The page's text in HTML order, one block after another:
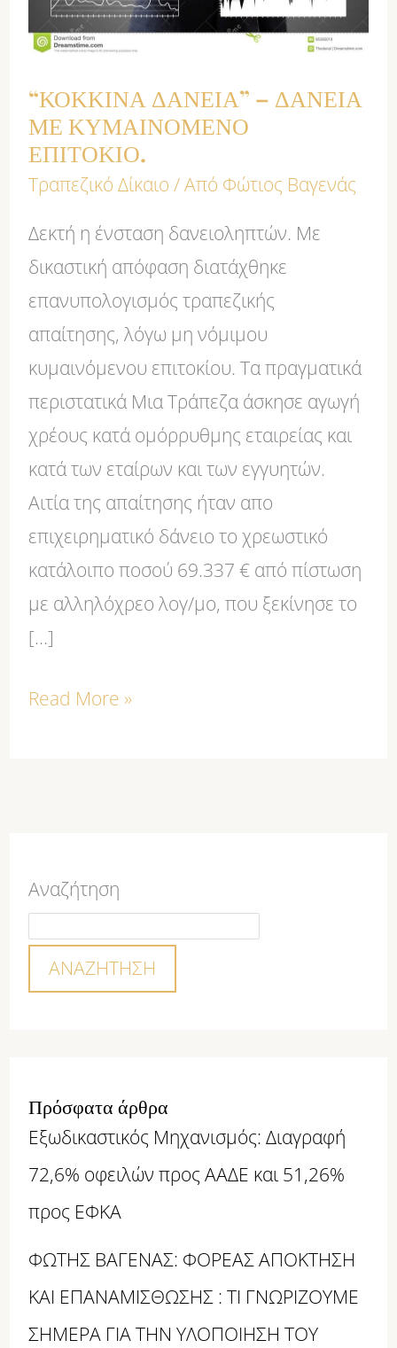
“ΚΟΚΚΙΝΑ ΔΑΝΕΙΑ” – ΔΑΝΕΙΑ
ΜΕ ΚΥΜΑΙΝΟΜΕΝΟ
ΕΠΙΤΟΚΙΟ.
Τραπεζικό Δίκαιο / Από Φώτιος Βαγενάς
Δεκτή η ένσταση δανειοληπτών. Με
δικαστική απόφαση διατάχθηκε
επανυπολογισμός τραπεζικής
απαίτησης, λόγω μη νόμιμου
κυμαινόμενου επιτοκίου. Τα πραγματικά
περιστατικά Μια Τράπεζα άσκησε αγωγή
χρέους κατά ομόρρυθμης εταιρείας και
κατά των εταίρων και των εγγυητών.
Αιτία της απαίτησης ήταν απο
επιχειρηματικό δάνειο το χρεωστικό
κατάλοιπο ποσού 69.337 € από πίστωση
με αλληλόχρεο λογ/μο, που ξεκίνησε το
[…]
ΚΥΜΑΙΝΟΜΕΝΟ
ΕΠΙΤΟΚΙΟ.
Read More »
Αναζήτηση
ΑΝΑΖΉΤΗΣΗ
Πρόσφατα άρθρα
Εξωδικαστικός Μηχανισμός: Διαγραφή
72,6% οφειλών προς ΑΑΔΕ και 51,26%
προς ΕΦΚΑ
ΦΩΤΗΣ ΒΑΓΕΝΑΣ: ΦΟΡΕΑΣ ΑΠΟΚΤΗΣΗ
ΚΑΙ ΕΠΑΝΑΜΙΣΘΩΣΗΣ : ΤΙ ΓΝΩΡΙΖΟΥΜΕ
ΣΗΜΕΡΑ ΓΙΑ ΤΗΝ ΥΛΟΠΟΙΗΣΗ ΤΟΥ